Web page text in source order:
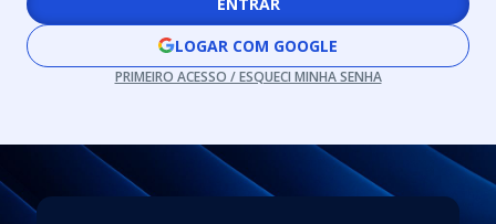
LOGAR COM GOOGLE
PRIMEIRO ACESSO / ESQUECI MINHA SENHA